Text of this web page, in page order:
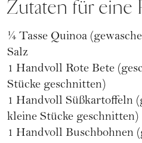
Zutaten für eine
¼ Tasse Quinoa
Salz
1 Handvoll Rote Bete
Stücke geschnitten)
1 Handvoll Süßkartoffeln
kleine Stücke geschnitten)
1 Handvoll Buschbohnen